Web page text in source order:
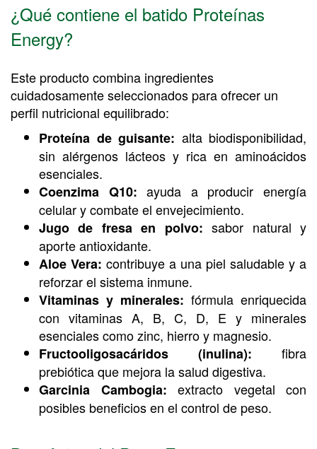
¿Qué contiene el batido Proteínas
Energy?
Este producto combina ingredientes
cuidadosamente seleccionados para ofrecer un
perfil nutricional equilibrado:
Proteína de guisante: alta biodisponibilidad,
sin alérgenos lácteos y rica en aminoácidos
esenciales.
Coenzima Q10: ayuda a producir energía
celular y combate el envejecimiento.
Jugo de fresa en polvo: sabor natural y
aporte antioxidante.
Aloe Vera: contribuye a una piel saludable y a
reforzar el sistema inmune.
Vitaminas y minerales: fórmula enriquecida
con vitaminas A, B, C, D, E y minerales
esenciales como zinc, hierro y magnesio.
Fructooligosacáridos (inulina): fibra
prebiótica que mejora la salud digestiva.
Garcinia Cambogia: extracto vegetal con
posibles beneficios en el control de peso.